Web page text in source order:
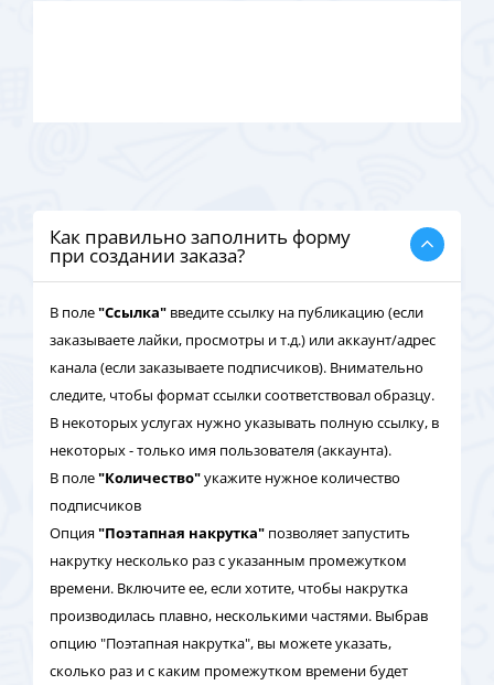
Как правильно заполнить форму
при создании заказа?
В поле"Ссылка" введите ссылку на публикацию (если
заказываете лайки, просмотры и т.д.) или аккаунт/адрес
канала (если заказываете подписчиков). Внимательно
следите, чтобы формат ссылки соответствовал образцу.
В некоторых услугах нужно указывать полную ссылку, в
некоторых - только имя пользователя (аккаунта).
В поле"Количество"укажите нужное количество
подписчиков
Опция"Поэтапная накрутка" позволяет запустить
накрутку несколько раз с указанным промежутком
времени. Включите ее, если хотите, чтобы накрутка
производилась плавно, несколькими частями. Выбрав
опцию "Поэтапная накрутка", вы можете указать,
сколько раз и с каким промежутком времени будет